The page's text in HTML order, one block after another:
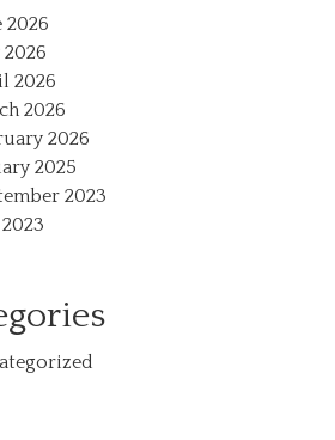
2026
2026
2026
2026
2026
2025
2023